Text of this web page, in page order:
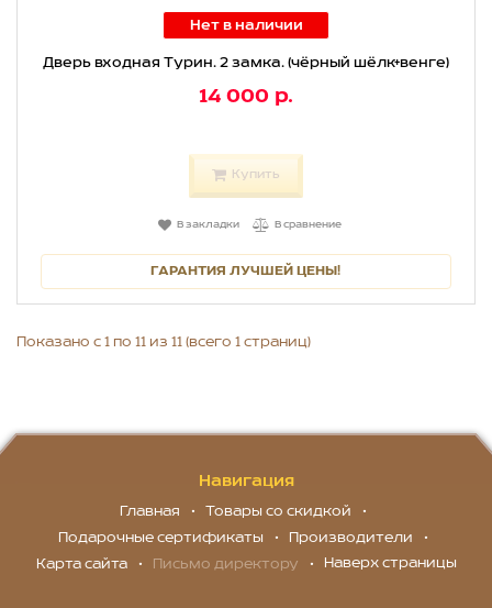
Нет в наличии
Дверь входная Турин. 2 замка. (чёрный шёлк+венге)
14 000 р.
Купить
В закладки В сравнение
ГАРАНТИЯ ЛУЧШЕЙ ЦЕНЫ!
Показано с 1 по 11 из 11 (всего 1 страниц)
Навигация
Главная
Товары со скидкой
Подарочные сертификаты
Производители
Карта сайта
Письмо директору Наверх страницы